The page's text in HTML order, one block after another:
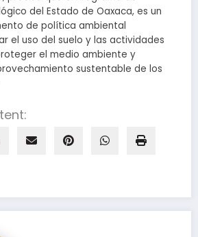
del Estado de Oaxaca, es un
de política ambiental
el uso del suelo y las actividades
el medio ambiente y
sustentable de los